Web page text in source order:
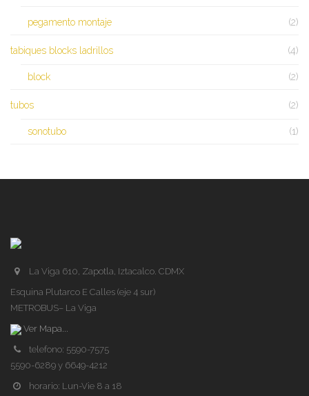
pegamento montaje (2)
tabiques blocks ladrillos (4)
block (2)
tubos (2)
sonotubo (1)
La Viga 610, Zapotla, Iztacalco. CDMX
Esquina Plutarco E Calles (eje 4 sur)
METROBUS– La Viga
Ver Mapa...
telefono: 5590-7575
5590-6289 y 6649-4212
horario: Lun-Vie 8 a 18